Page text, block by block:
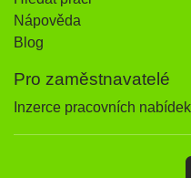
Nápověda
Blog
Pro zaměstnavatelé
Inzerce pracovních nabídek